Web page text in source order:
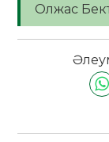
Олжас